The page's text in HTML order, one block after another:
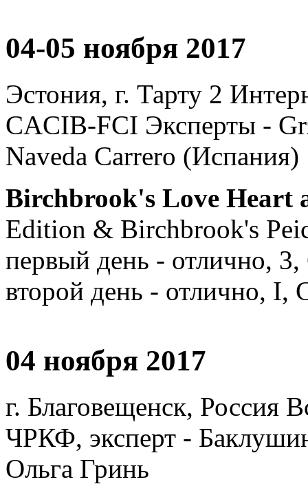
04-05 ноября 2017
Эстония, г. Тарту 2
CACIB-FCI Эксперты -
Naveda Carrero (Испания)
Birchbrook's Love Heart
Edition & Birchbrook's
первый день - отлично, 3,
второй день - отлично,
04 ноября 2017
г. Благовещенск, Россия
ЧРКФ, эксперт -
Ольга Гринь